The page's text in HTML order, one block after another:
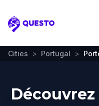
Questo
Cities > Portugal >